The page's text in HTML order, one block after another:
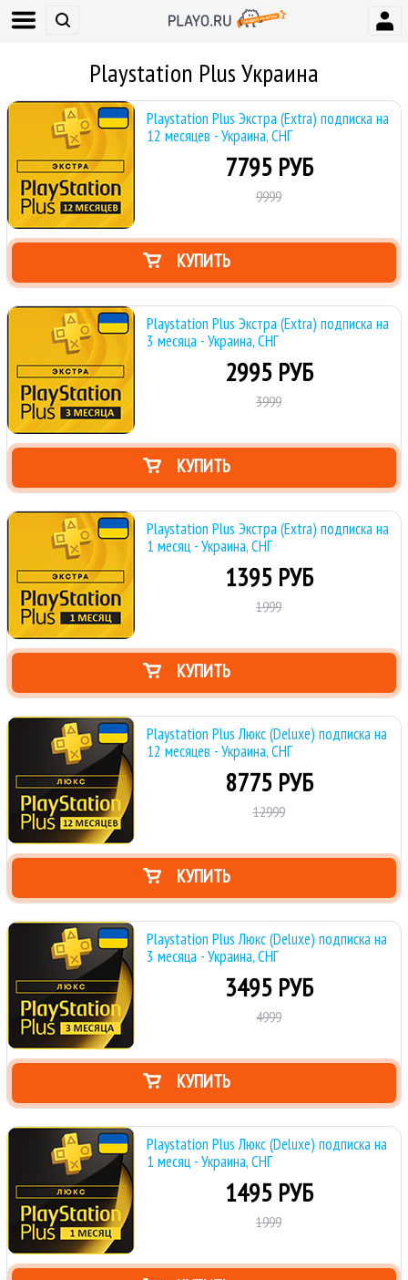
Playstation Plus Украина
Playstation Plus Экстра (Extra) подписка на
12 месяцев - Украина, СНГ
7795 РУБ
9999
КУПИТЬ
Playstation Plus Экстра (Extra) подписка на
3 месяца - Украина, СНГ
2995 РУБ
3999
КУПИТЬ
Playstation Plus Экстра (Extra) подписка на
1 месяц - Украина, СНГ
1395 РУБ
1999
КУПИТЬ
Playstation Plus Люкс (Deluxe) подписка на
12 месяцев - Украина, СНГ
8775 РУБ
12999
КУПИТЬ
Playstation Plus Люкс (Deluxe) подписка на
3 месяца - Украина, СНГ
3495 РУБ
4999
КУПИТЬ
Playstation Plus Люкс (Deluxe) подписка на
1 месяц - Украина, СНГ
1495 РУБ
1999